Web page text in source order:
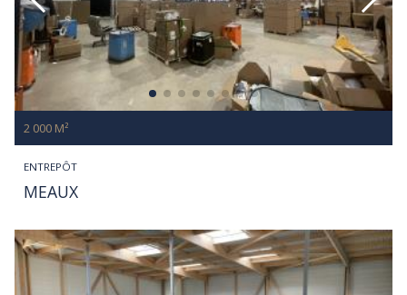
ENTREPÔT
MEAUX
2 000 M²